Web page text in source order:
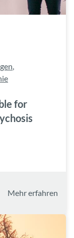
,
for
Mehr erfahren